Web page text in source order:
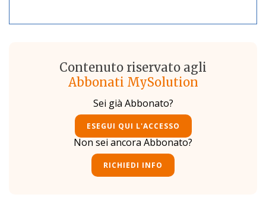
Contenuto riservato agli
Abbonati MySolution
Sei già Abbonato?
ESEGUI QUI L'ACCESSO
Non sei ancora Abbonato?
RICHIEDI INFO